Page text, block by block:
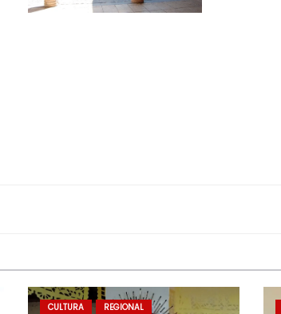
CULTURA REGIONAL